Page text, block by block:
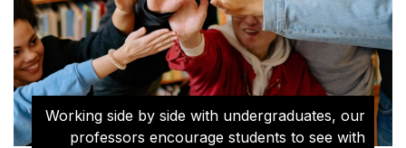
Working side by side
professors